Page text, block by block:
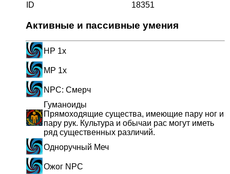
ID
18351
Активные и пассивные умения
HP 1x
MP 1x
NPC: Смерч
Гуманоиды
Прямоходящие существа, имеющие пару ног и
пару рук. Культура и обычаи рас могут иметь
ряд существенных различий.
Одноручный Меч
Ожог NPC